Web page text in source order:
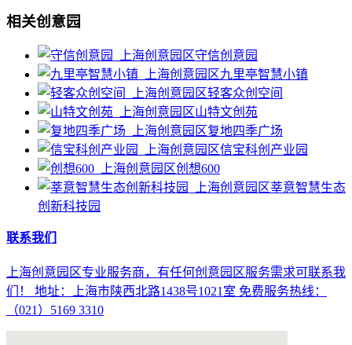
相关创意园
守信创意园
九里亭智慧小镇
轻客众创空间
山特文创苑
复地四季广场
信宝科创产业园
创想600
莘意智慧生态
创新科技园
联系我们
上海创意园区专业服务商，有任何创意园区服务需求可联系我
们！ 地址：上海市陕西北路1438号1021室 免费服务热线：
（021）5169 3310